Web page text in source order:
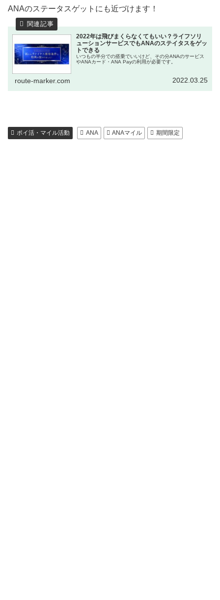
ANAのステータスゲットにも近づけます！
2022年は飛びまくらなくてもいい？ライフソリ
ューションサービスでもANAのステイタスをゲッ
トできる
いつもの半分での搭乗でいいけど、その分ANAのサービス
やANAカード・ANA Payの利用が必要です。
route-marker.com 2022.03.25
ポイ活・マイル活動 ANA ANAマイル 期間限定